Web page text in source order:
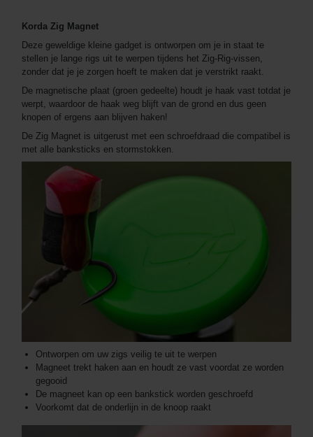
Korda Zig Magnet
Deze geweldige kleine gadget is ontworpen om je in staat te
stellen je lange rigs uit te werpen tijdens het Zig-Rig-vissen,
zonder dat je je zorgen hoeft te maken dat je verstrikt raakt.
De magnetische plaat (groen gedeelte) houdt je haak vast totdat je
werpt, waardoor de haak weg blijft van de grond en dus geen
knopen of ergens aan blijven haken!
De Zig Magnet is uitgerust met een schroefdraad die compatibel is
met alle banksticks en stormstokken.
Ontworpen om uw zigs veilig te uit te werpen
Magneet trekt haken aan en houdt ze vast voordat ze worden
gegooid
De magneet kan op een bankstick worden geschroefd
Voorkomt dat de onderlijn in de knoop raakt